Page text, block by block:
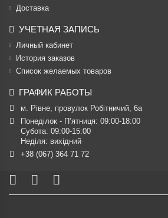
Доставка
УЧЕТНАЯ ЗАПИСЬ
Личный кабинет
История заказов
Список желаемых товаров
ГРАФИК РАБОТЫ
м. Рівне, провулок Робітничий, 6а
Понеділок - П’ятниця: 09:00-18:00
Субота: 09:00-15:00
Неділя: вихідний
+38 (067) 364 71 72